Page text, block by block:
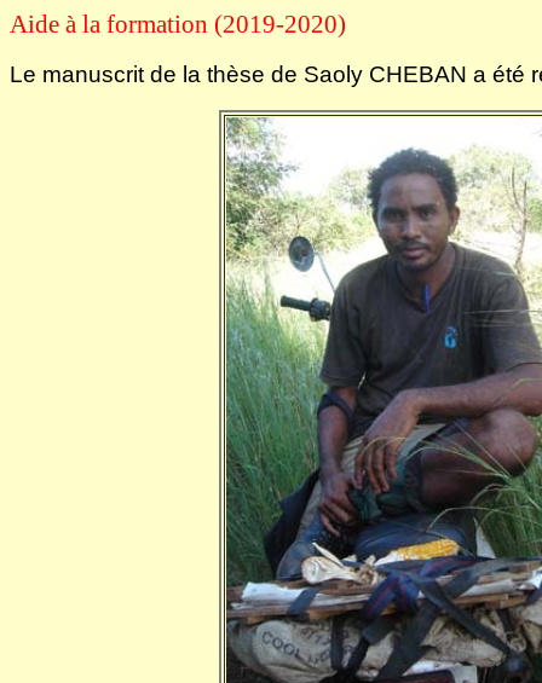
Aide à la formation (2019-2020)
Le manuscrit de la thèse de Saoly CHEBAN a été